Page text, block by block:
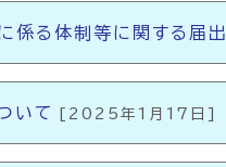
係る体制等に関する届出
いて [2025年1月17日]